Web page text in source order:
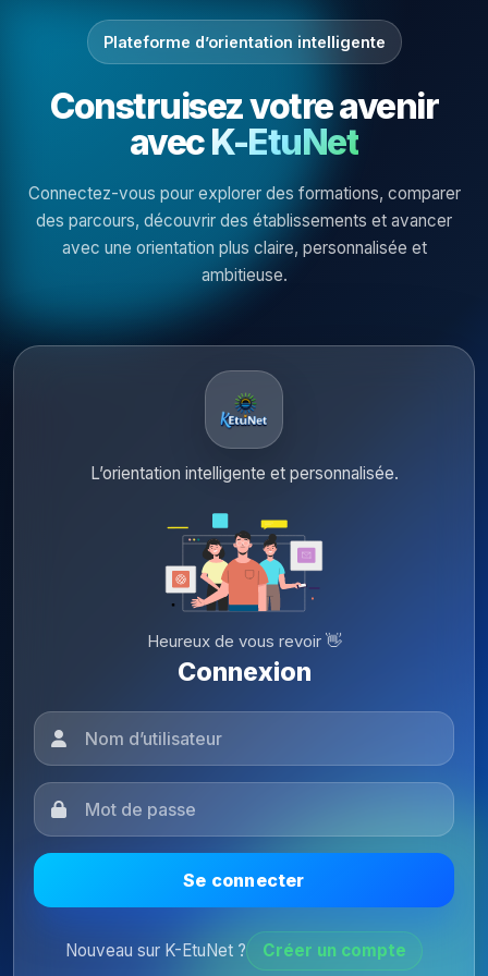
Plateforme d’orientation intelligente
Construisez votre avenir
avecK-EtuNet
Connectez-vous pour explorer des formations, comparer
des parcours, découvrir des établissements et avancer
avec une orientation plus claire, personnalisée et
ambitieuse.
L’orientation intelligente et personnalisée.
Heureux de vous revoir 👋
Connexion
Se connecter
Nouveau sur K-EtuNet ? Créer un compte